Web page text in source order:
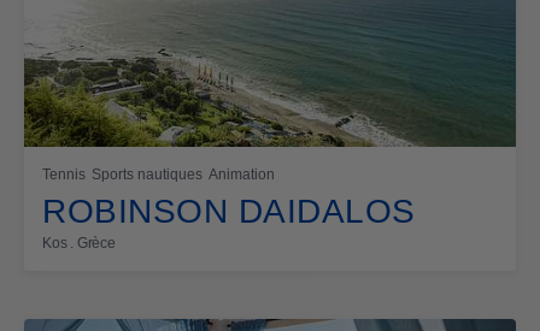
Tennis Sports nautiques Animation
ROBINSON DAIDALOS
Kos . Grèce